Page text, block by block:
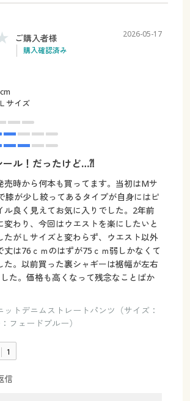
ご購入者様
購入確認済み
2026-05-17
Ｌサイズ
ール！だったけど…⁈
売時から何本も買ってます。当初はMサ
膝が少し絞ってあるタイプが自身にはピ
ル良く見えてお気に入りでした。2年前
変わり、今回はウエストを楽にしたいと
たがＬサイズと変わらず、ウエスト以外
丈は76ｃｍのはずが75ｃｍ弱しかなくて
た。以前買った裏シャギーは裾幅が左右
た。価格も高くなって残念なことばか
ットデニムストレートパンツ（サイズ：
フェードブルー）
1
信